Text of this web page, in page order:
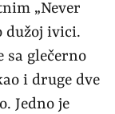
„Never
dužoj ivici.
sa glečerno
i druge dve
Jedno je